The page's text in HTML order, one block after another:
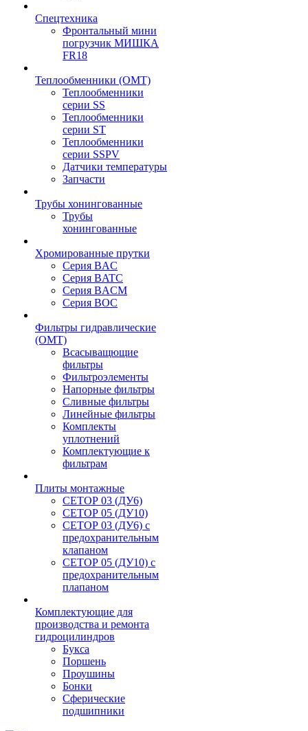
Спецтехника
Фронтальный мини
погрузчик МИШКА
FR18
Теплообменники (OMT)
Теплообменники
серии SS
Теплообменники
серии ST
Теплообменники
серии SSPV
Датчики температуры
Запчасти
Трубы хонингованные
Трубы
хонингованные
Хромированные прутки
Серия BAC
Серия BATC
Серия BACM
Серия BOC
Фильтры гидравлические
(OMT)
Всасыващющие
фильтры
Фильтроэлементы
Напорные фильтры
Сливные фильтры
Линейные фильтры
Комплекты
уплотнений
Комплектующие к
фильтрам
Плиты монтажные
CЕТОР 03 (ДУ6)
CЕТОР 05 (ДУ10)
CЕТОР 03 (ДУ6) с
предохранительным
клапаном
CЕТОР 05 (ДУ10) с
предохранительным
плапаном
Комплектующие для
производства и ремонта
гидроцилиндров
Букса
Поршень
Проушины
Бонки
Сферические
подшипники